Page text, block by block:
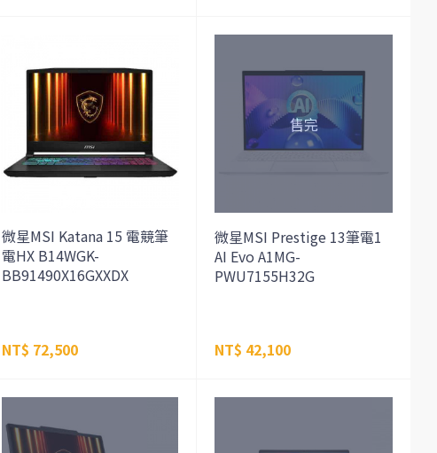
微星MSI Katana 15 電競筆
電HX B14WGK-
BB91490X16GXXDX
NT$ 72,500
微星MSI Prestige 13筆電1
AI Evo A1MG-
PWU7155H32G
NT$ 42,100